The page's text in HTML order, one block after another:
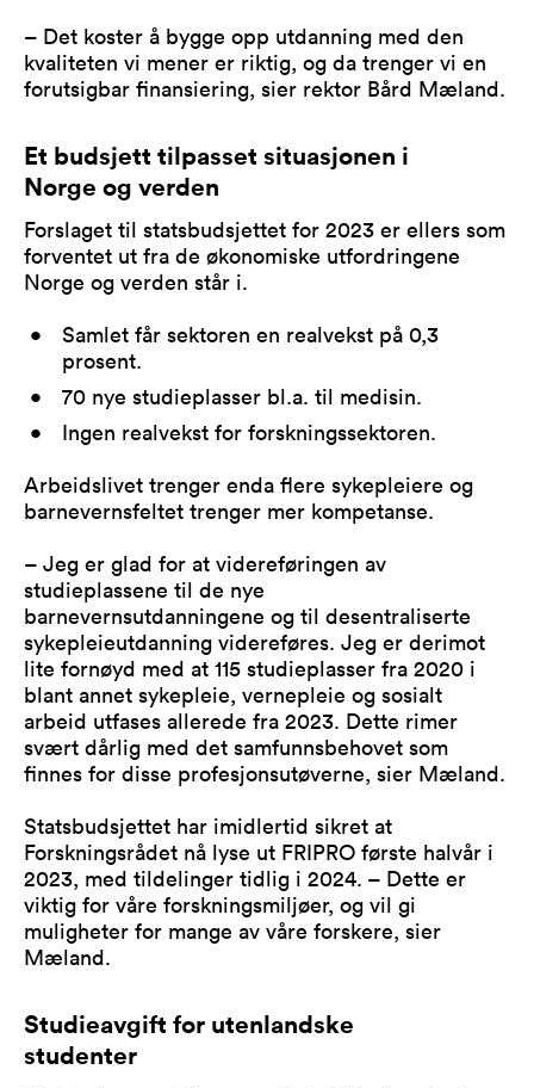
– Det koster å bygge opp utdanning med den
kvaliteten vi mener er riktig, og da trenger vi en
forutsigbar finansiering, sier rektor Bård Mæland.
Et budsjett tilpasset situasjonen i
Norge og verden
Forslaget til statsbudsjettet for 2023 er ellers som
forventet ut fra de økonomiske utfordringene
Norge og verden står i.
Samlet får sektoren en realvekst på 0,3
prosent.
70 nye studieplasser bl.a. til medisin.
Ingen realvekst for forskningssektoren.
Arbeidslivet trenger enda flere sykepleiere og
barnevernsfeltet trenger mer kompetanse.
– Jeg er glad for at videreføringen av
studieplassene til de nye
barnevernsutdanningene og til desentraliserte
sykepleieutdanning videreføres. Jeg er derimot
lite fornøyd med at 115 studieplasser fra 2020 i
blant annet sykepleie, vernepleie og sosialt
arbeid utfases allerede fra 2023. Dette rimer
svært dårlig med det samfunnsbehovet som
finnes for disse profesjonsutøverne, sier Mæland.
Statsbudsjettet har imidlertid sikret at
Forskningsrådet nå lyse ut FRIPRO første halvår i
2023, med tildelinger tidlig i 2024. – Dette er
viktig for våre forskningsmiljøer, og vil gi
muligheter for mange av våre forskere, sier
Mæland.
Studieavgift for utenlandske
studenter